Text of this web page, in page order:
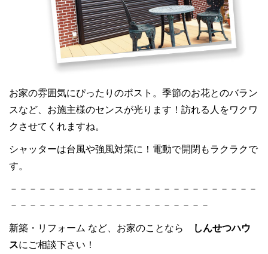
お家の雰囲気にぴったりのポスト。季節のお花とのバラン
スなど、お施主様のセンスが光ります！訪れる人をワクワ
クさせてくれますね。
シャッターは台風や強風対策に！電動で開閉もラクラクで
す。
－－－－－－－－－－－－－－－－－－－－－－－－－－
－－－－－－－－－－－－－－－－－－－－－
新築・リフォーム など、お家のことなら
しんせつハウ
スにご相談下さい！